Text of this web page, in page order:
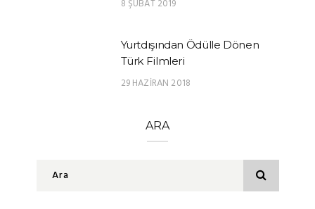
8 ŞUBAT 2019
Yurtdışından Ödülle Dönen
Türk Filmleri
29 HAZIRAN 2018
ARA